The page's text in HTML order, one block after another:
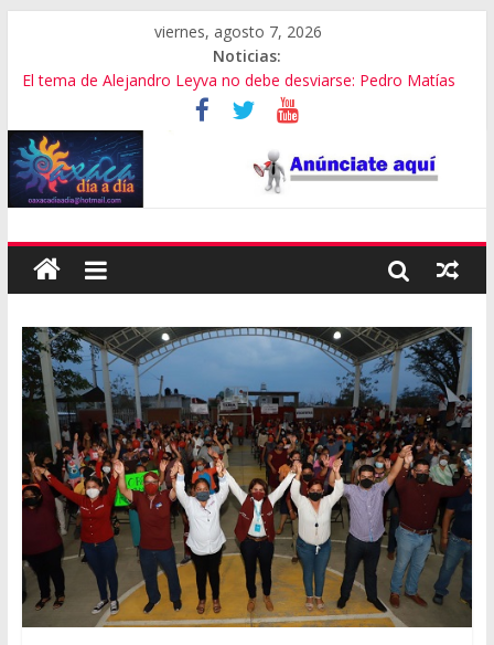
viernes, agosto 7, 2026
Noticias:
El tema de Alejandro Leyva no debe desviarse: Pedro Matías
Promete SEGOB investigación a fondo en crimen de Alejandro
Leyva
Bajo amenazas, Secretario de Gobierno de Oaxaca despojaría
predios
“Amenazamos, no dialogamos”